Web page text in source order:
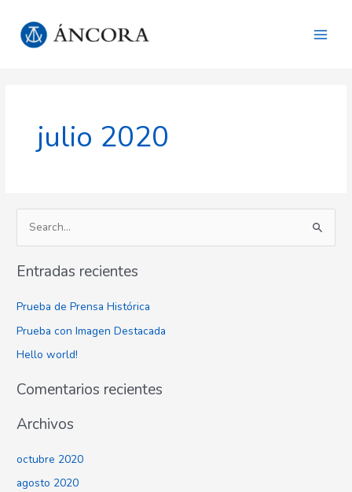
contenido
Menu
julio 2020
u
s
a
r
p
:
Entradas recientes
Prueba de Prensa Histórica
Prueba con Imagen Destacada
Hello world!
Comentarios recientes
Archivos
octubre 2020
agosto 2020